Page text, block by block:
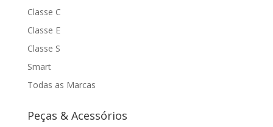
Classe C
Classe E
Classe S
Smart
Todas as Marcas
Peças & Acessórios